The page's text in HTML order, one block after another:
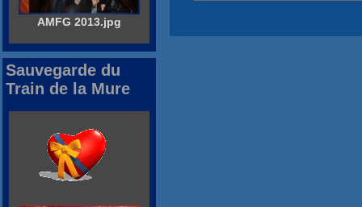
AMFG 2013.jpg
Sauvegarde du
Train de la Mure